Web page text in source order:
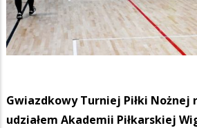
Gwiazdko­wy Turniej Piłki Nożnej
udziałem Akademii Piłkarskiej